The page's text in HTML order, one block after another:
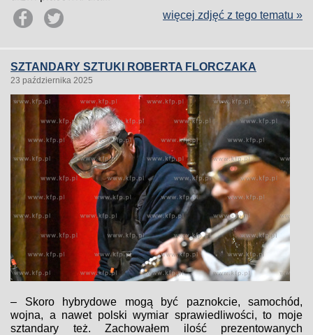
więcej zdjęć z tego tematu »
SZTANDARY SZTUKI ROBERTA FLORCZAKA
23 października 2025
– Skoro hybrydowe mogą być paznokcie, samochód,
wojna, a nawet polski wymiar sprawiedliwości, to moje
sztandary też. Zachowałem ilość prezentowanych